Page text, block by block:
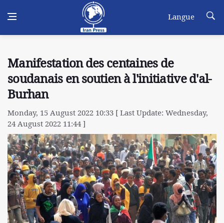
Langue
Manifestation des centaines de
soudanais en soutien à l'initiative d'al-
Burhan
Monday, 15 August 2022 10:33 [ Last Update: Wednesday,
24 August 2022 11:44 ]